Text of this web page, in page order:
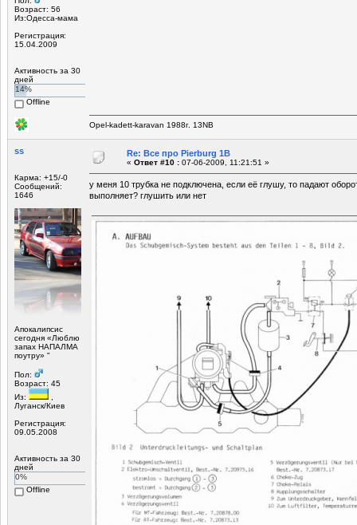
Возраст: 56
Из:Одесса-мама
Регистрация:
15.04.2009
Активность за 30
дней
14%
Offline
Opel-kadett-karavan 1988г. 13NB
ss
Карма: +15/-0
Сообщений:
1646
Апокалипсис
сегодня «Люблю
запах НАПАЛМА
поутру» "
Пол:
Возраст: 45
Из:
Луганск/Киев
Регистрация:
09.05.2008
Активность за 30
дней
0%
Offline
Re: Все про Pierburg 1B
« Ответ #10 : 07-06-2009, 11:21:51 »
у меня 10 трубка не подключена, если её глушу, то падают
выполняет? глушить или нет